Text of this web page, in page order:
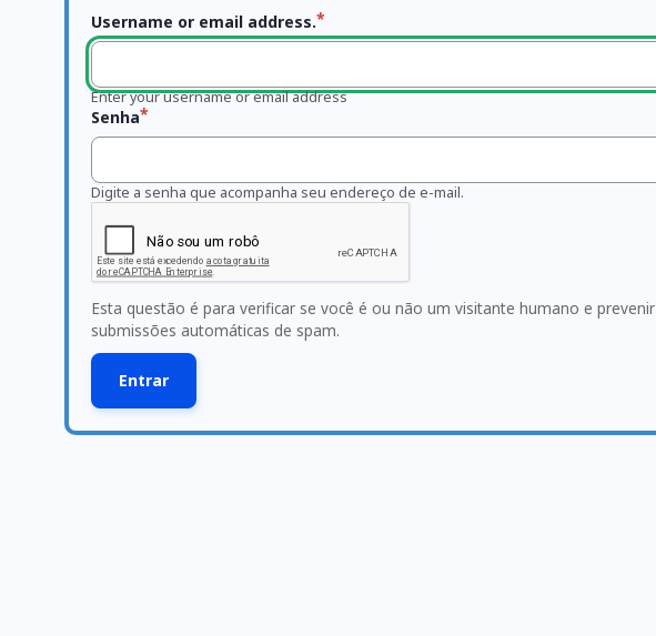
primárias
Username or email address.
Enter your username or email address
Senha
Digite a senha que acompanha seu endereço de e-mail.
Esta questão é para verificar se você é ou não um visitante humano e prevenir
submissões automáticas de spam.